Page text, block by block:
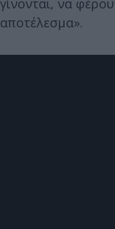
γίνονται, να
αποτέλεσμα».